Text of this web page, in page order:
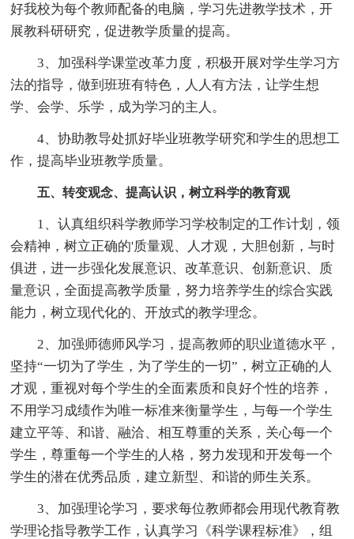
好我校为每个教师配备的电脑，学习先进教学技术，开
展教科研研究，促进教学质量的提高。
3、加强科学课堂改革力度，积极开展对学生学习方
法的指导，做到班班有特色，人人有方法，让学生想
学、会学、乐学，成为学习的主人。
4、协助教导处抓好毕业班教学研究和学生的思想工
作，提高毕业班教学质量。
五、转变观念、提高认识，树立科学的教育观
1、认真组织科学教师学习学校制定的工作计划，领
会精神，树立正确的'质量观、人才观，大胆创新，与时
俱进，进一步强化发展意识、改革意识、创新意识、质
量意识，全面提高教学质量，努力培养学生的综合实践
能力，树立现代化的、开放式的教学理念。
2、加强师德师风学习，提高教师的职业道德水平，
坚持“一切为了学生，为了学生的一切”，树立正确的人
才观，重视对每个学生的全面素质和良好个性的培养，
不用学习成绩作为唯一标准来衡量学生，与每一个学生
建立平等、和谐、融洽、相互尊重的关系，关心每一个
学生，尊重每一个学生的人格，努力发现和开发每一个
学生的潜在优秀品质，建立新型、和谐的师生关系。
3、加强理论学习，要求每位教师都会用现代教育教
学理论指导教学工作，认真学习《科学课程标准》，组